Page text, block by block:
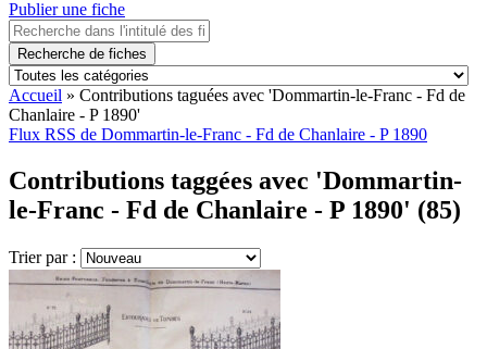
Publier une fiche
Recherche de fiches
Accueil » Contributions taguées avec 'Dommartin-le-Franc - Fd de
Chanlaire - P 1890'
Flux RSS de Dommartin-le-Franc - Fd de Chanlaire - P 1890
Contributions taggées avec 'Dommartin-
le-Franc - Fd de Chanlaire - P 1890' (85)
Trier par :